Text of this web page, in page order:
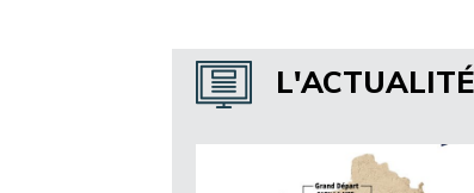
Annuaire des services
Annuaire des associations
Argentan Aujourd’hui
L'ACTUALITÉ